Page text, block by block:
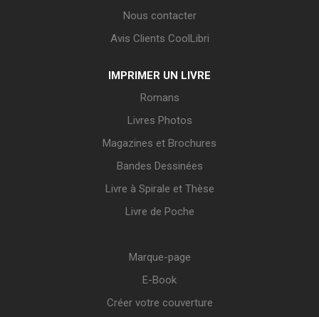
Nous contacter
Avis Clients CoolLibri
IMPRIMER UN LIVRE
Romans
Livres Photos
Magazines et Brochures
Bandes Dessinées
Livre à Spirale et Thèse
Livre de Poche
Marque-page
E-Book
Créer votre couverture